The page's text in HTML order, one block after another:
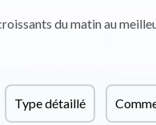
du matin au
Type détaillé